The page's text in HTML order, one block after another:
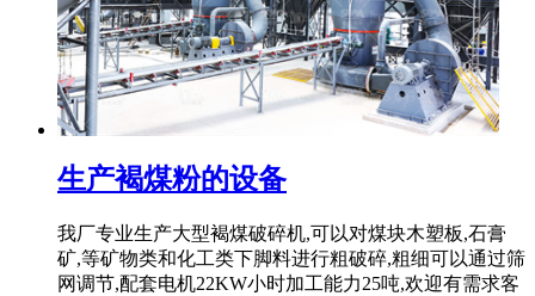
生产褐煤粉的设备
我厂专业生产大型褐煤破碎机,可以对煤块木塑板,石膏
矿,等矿物类和化工类下脚料进行粗破碎,粗细可以通过筛
网调节,配套电机22KW小时加工能力25吨,欢迎有需求客